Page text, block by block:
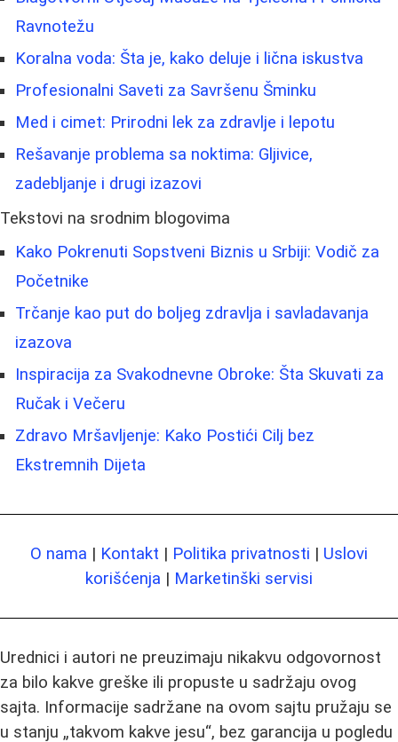
Ravnotežu
Koralna voda: Šta je, kako deluje i lična iskustva
Profesionalni Saveti za Savršenu Šminku
Med i cimet: Prirodni lek za zdravlje i lepotu
Rešavanje problema sa noktima: Gljivice,
zadebljanje i drugi izazovi
Tekstovi na srodnim blogovima
Kako Pokrenuti Sopstveni Biznis u Srbiji: Vodič za
Početnike
Trčanje kao put do boljeg zdravlja i savladavanja
izazova
Inspiracija za Svakodnevne Obroke: Šta Skuvati za
Ručak i Večeru
Zdravo Mršavljenje: Kako Postići Cilj bez
Ekstremnih Dijeta
O nama | Kontakt | Politika privatnosti | Uslovi
korišćenja | Marketinški servisi
Urednici i autori ne preuzimaju nikakvu odgovornost
za bilo kakve greške ili propuste u sadržaju ovog
sajta. Informacije sadržane na ovom sajtu pružaju se
u stanju „takvom kakve jesu“, bez garancija u pogledu